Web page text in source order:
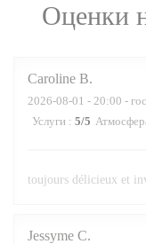
Оценки
Caroline B
2026-08-01 - 20:00 -
Услуги : 5/5
toujours délicieux et
Jessyme C